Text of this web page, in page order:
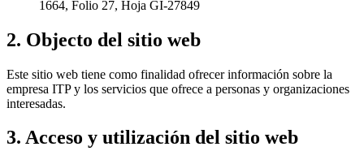
1664, Folio 27, Hoja GI-27849
2. Objecto del sitio web
Este sitio web tiene como finalidad ofrecer información sobre la
empresa ITP y los servicios que ofrece a personas y organizaciones
interesadas.
3. Acceso y utilización del sitio web